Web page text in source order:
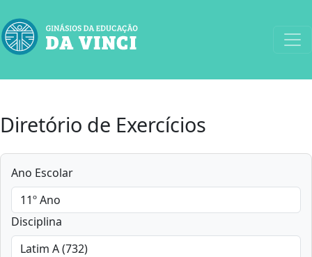
Diretório de Exercícios
Ano Escolar
Disciplina